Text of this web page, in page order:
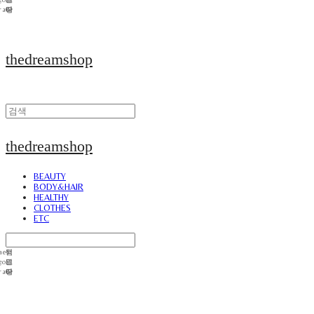
thedreamshop
thedreamshop
BEAUTY
BODY&HAIR
HEALTHY
CLOTHES
ETC